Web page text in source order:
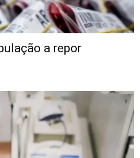
a repor